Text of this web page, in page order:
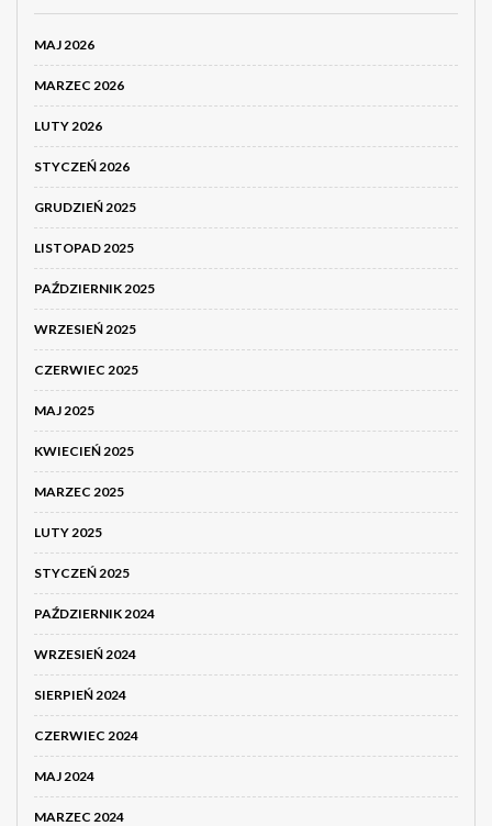
MAJ 2026
MARZEC 2026
LUTY 2026
STYCZEŃ 2026
GRUDZIEŃ 2025
LISTOPAD 2025
PAŹDZIERNIK 2025
WRZESIEŃ 2025
CZERWIEC 2025
MAJ 2025
KWIECIEŃ 2025
MARZEC 2025
LUTY 2025
STYCZEŃ 2025
PAŹDZIERNIK 2024
WRZESIEŃ 2024
SIERPIEŃ 2024
CZERWIEC 2024
MAJ 2024
MARZEC 2024